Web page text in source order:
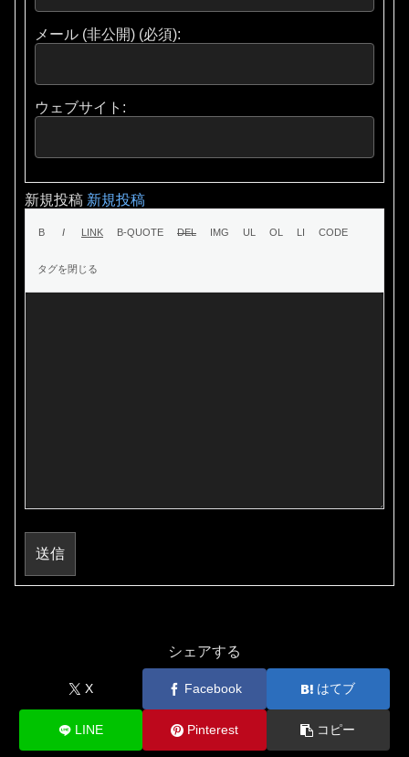
メール (非公開) (必須):
ウェブサイト:
新規投稿 新規投稿
送信
シェアする
X Facebook はてブ
LINE Pinterest コピー